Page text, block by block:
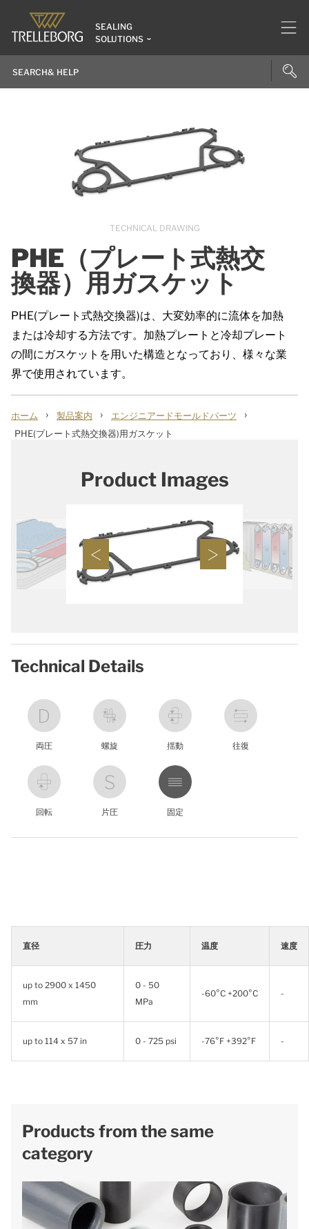
SEALING
SOLUTIONS
PHE（プレート式熱交
換器）用ガスケット
PHE(プレート式熱交換器)は、大変効率的に流体を加熱
または冷却する方法です。加熱プレートと冷却プレート
の間にガスケットを用いた構造となっており、様々な業
界で使用されています。
TECHNICAL DRAWING
ホーム › 製品案内 › エンジニアードモールドパーツ ›
PHE(プレート式熱交換器)用ガスケット
Product Images
Technical Details
両圧 螺旋 揺動 往復
回転 片圧 固定
直径 圧力 温度 速度
up to 2900 x 1450
mm
0 - 50
MPa
-60°C +200°C -
up to 114 x 57 in 0 - 725 psi -76°F +392°F -
Products from the same
category